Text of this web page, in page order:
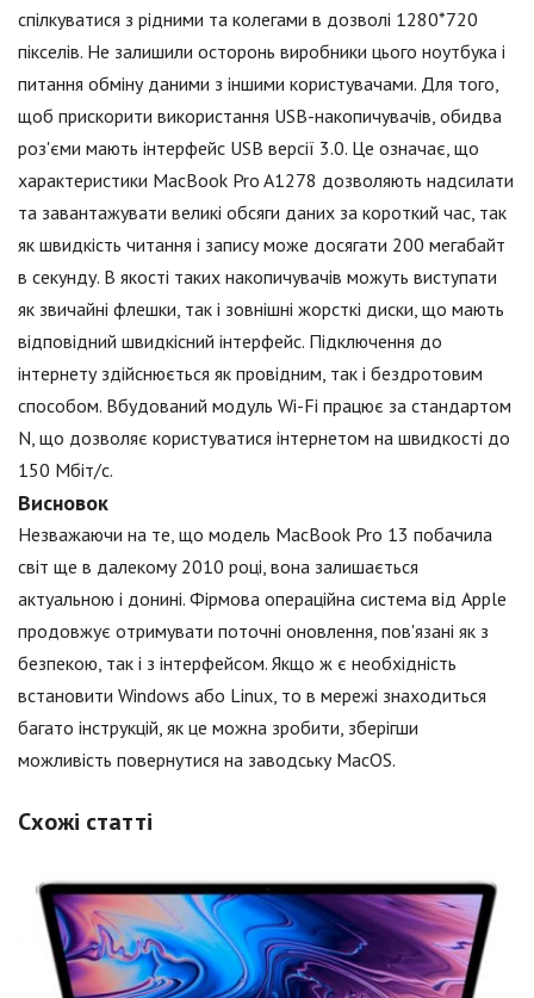
спілкуватися з рідними та колегами в дозволі 1280*720
пікселів. Не залишили осторонь виробники цього ноутбука і
питання обміну даними з іншими користувачами. Для того,
щоб прискорити використання USB-накопичувачів, обидва
роз'єми мають інтерфейс USB версії 3.0. Це означає, що
характеристики MacBook Pro A1278 дозволяють надсилати
та завантажувати великі обсяги даних за короткий час, так
як швидкість читання і запису може досягати 200 мегабайт
в секунду. В якості таких накопичувачів можуть виступати
як звичайні флешки, так і зовнішні жорсткі диски, що мають
відповідний швидкісний інтерфейс. Підключення до
інтернету здійснюється як провідним, так і бездротовим
способом. Вбудований модуль Wi-Fi працює за стандартом
N, що дозволяє користуватися інтернетом на швидкості до
150 Мбіт/с.
Висновок
Незважаючи на те, що модель MacBook Pro 13 побачила
світ ще в далекому 2010 році, вона залишається
актуальною і донині. Фірмова операційна система від Apple
продовжує отримувати поточні оновлення, пов'язані як з
безпекою, так і з інтерфейсом. Якщо ж є необхідність
встановити Windows або Linux, то в мережі знаходиться
багато інструкцій, як це можна зробити, зберігши
можливість повернутися на заводську MacOS.
Схожі статті